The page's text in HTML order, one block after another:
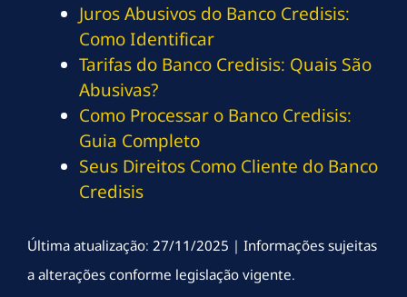
Juros Abusivos do Banco Credisis:
Como Identificar
Tarifas do Banco Credisis: Quais São
Abusivas?
Como Processar o Banco Credisis:
Guia Completo
Seus Direitos Como Cliente do Banco
Credisis
Última atualização: 27/11/2025 | Informações sujeitas
a alterações conforme legislação vigente.